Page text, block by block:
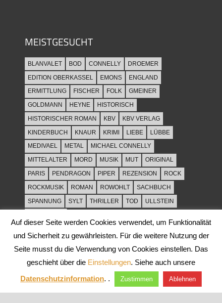
MEISTGESUCHT
BLANVALET BOD CONNELLY
DROEMER
EDITION OBERKASSEL
EMONS
ENGLAND
ERMITTLUNG
FISCHER FOLK
GMEINER
GOLDMANN
HEYNE
HISTORISCH
HISTORISCHER ROMAN
KBV
KBV VERLAG
KINDERBUCH
KNAUR KRIMI LIEBE
LÜBBE
MEDIVAEL
METAL
MICHAEL CONNELLY
MITTELALTER
MORD MUSIK MUT
ORIGINAL
PARIS
PENDRAGON PIPER REZENSION
ROCK
ROCKMUSIK
ROMAN ROWOHLT
SACHBUCH
SPANNUNG
SYLT THRILLER TOD
ULLSTEIN
WordPress-Theme: Tortuga von ThemeZee.
Auf dieser Seite werden Cookies verwendet, um Funktionalität
und Sicherheit zu gewährleisten. Für die weitere Nutzung der
Seite musst du die Verwendung von Cookies einstellen. Das
geschieht über die Einstellungen. Siehe auch unsere
Datenschutzinformation. . Zustimmen Ablehnen